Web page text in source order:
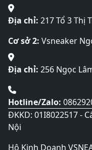
Địa chỉ: 217 Tổ 3 Thị
Cơ sở 2: Vsneaker
Địa chỉ: 256 Ngọc
Hotline/Zalo:
ĐKKD: 01I8022517 -
Nội
Hộ Kinh Doanh